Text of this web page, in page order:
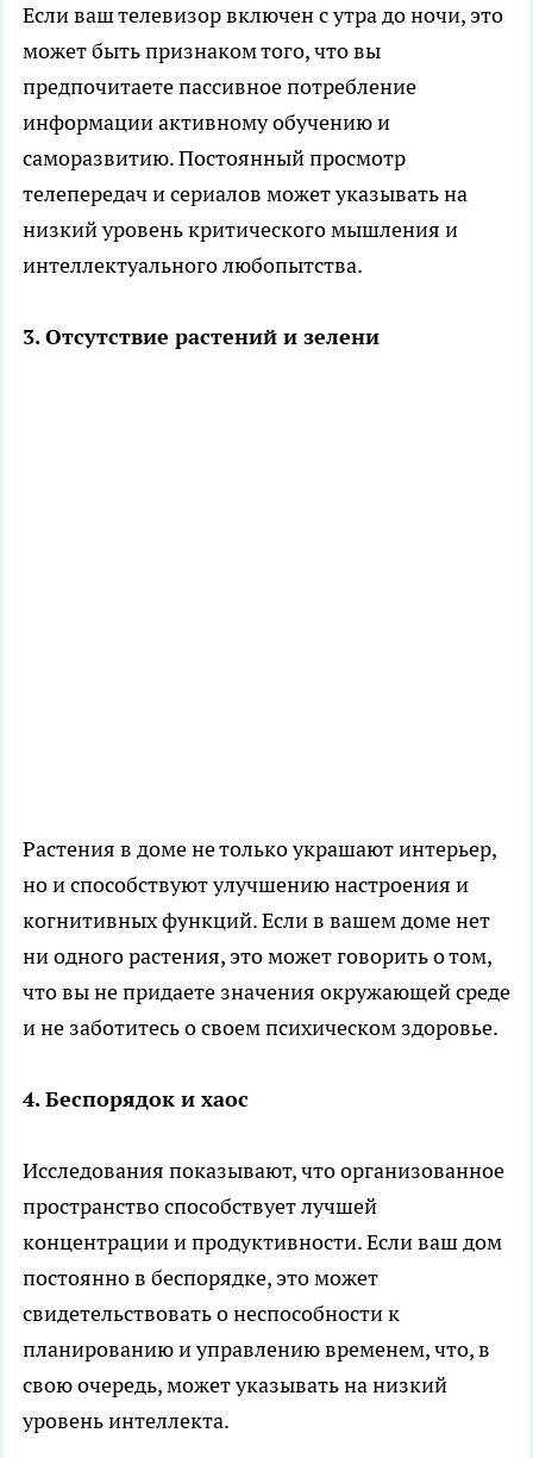
Если ваш телевизор включен с утра до ночи, это
может быть признаком того, что вы
предпочитаете пассивное потребление
информации активному обучению и
саморазвитию. Постоянный просмотр
телепередач и сериалов может указывать на
низкий уровень критического мышления и
интеллектуального любопытства.
3. Отсутствие растений и зелени
Растения в доме не только украшают интерьер,
но и способствуют улучшению настроения и
когнитивных функций. Если в вашем доме нет
ни одного растения, это может говорить о том,
что вы не придаете значения окружающей среде
и не заботитесь о своем психическом здоровье.
4. Беспорядок и хаос
Исследования показывают, что организованное
пространство способствует лучшей
концентрации и продуктивности. Если ваш дом
постоянно в беспорядке, это может
свидетельствовать о неспособности к
планированию и управлению временем, что, в
свою очередь, может указывать на низкий
уровень интеллекта.